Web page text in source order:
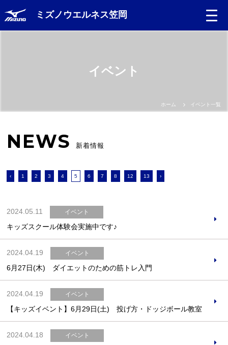
ミズノウエルネス笠岡
イベント
ホーム イベント一覧
NEWS 新着情報
‹ 1 2 3 4 5 6 7 8 12 13 ›
2024.05.11 イベント
キッズスクール体験会実施中です♪
2024.04.19 イベント
6月27日(木) ダイエットのための筋トレ入門
2024.04.19 イベント
【キッズイベント】6月29日(土) 投げ方・ドッジボール教室
2024.04.18 イベント